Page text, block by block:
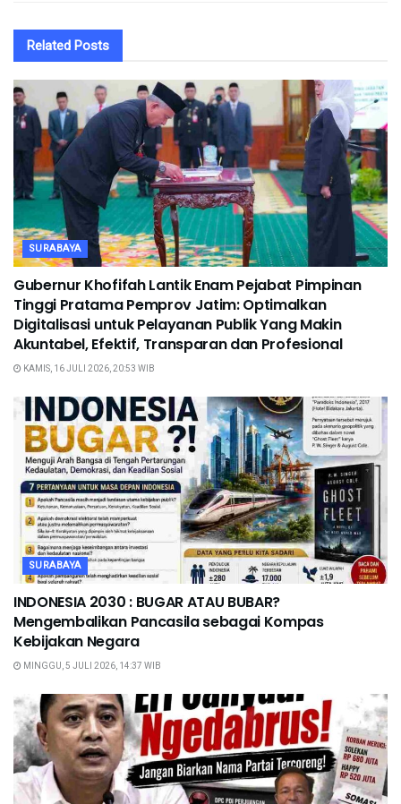
Related Posts
SURABAYA
Gubernur Khofifah Lantik Enam Pejabat Pimpinan
Tinggi Pratama Pemprov Jatim: Optimalkan
Digitalisasi untuk Pelayanan Publik Yang Makin
Akuntabel, Efektif, Transparan dan Profesional
KAMIS, 16 JULI 2026, 20:53 WIB
SURABAYA
INDONESIA 2030 : BUGAR ATAU BUBAR?
Mengembalikan Pancasila sebagai Kompas
Kebijakan Negara
MINGGU, 5 JULI 2026, 14:37 WIB